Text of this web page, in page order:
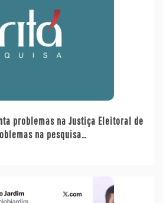
problemas na Justiça Eleitoral de
na pesquisa…